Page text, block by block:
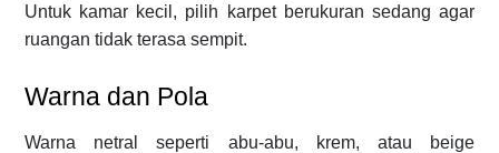
Untuk kamar kecil, pilih karpet berukuran sedang agar
ruangan tidak terasa sempit.
Warna dan Pola
Warna netral seperti abu-abu, krem, atau beige